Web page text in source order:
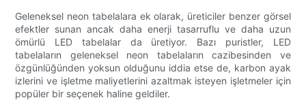
Geleneksel neon tabelalara ek olarak, üreticiler benzer görsel
efektler sunan ancak daha enerji tasarruflu ve daha uzun
ömürlü LED tabelalar da üretiyor. Bazı puristler, LED
tabelaların geleneksel neon tabelaların cazibesinden ve
özgünlüğünden yoksun olduğunu iddia etse de, karbon ayak
izlerini ve işletme maliyetlerini azaltmak isteyen işletmeler için
popüler bir seçenek haline geldiler.